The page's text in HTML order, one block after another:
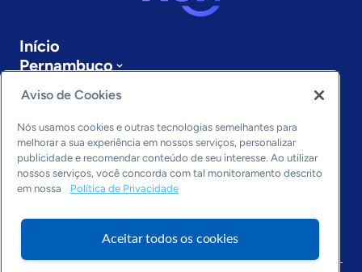
Início
Pernambuco
Sobre a ASN
Últimas notícias
Entre em contato
Editorias
Economia & Política
Inovação & Tecnologia
Cultura empreendedora
Arquivo
Aviso de Cookies
Nós usamos cookies e outras tecnologias semelhantes para
melhorar a sua experiência em nossos serviços, personalizar
publicidade e recomendar conteúdo de seu interesse. Ao utilizar
nossos serviços, você concorda com tal monitoramento descrito
em nossa
Política de Privacidade
Aceitar todos os cookies